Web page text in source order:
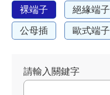
裸端子 絕緣端子
公母插
歐式端子
請輸入關鍵字